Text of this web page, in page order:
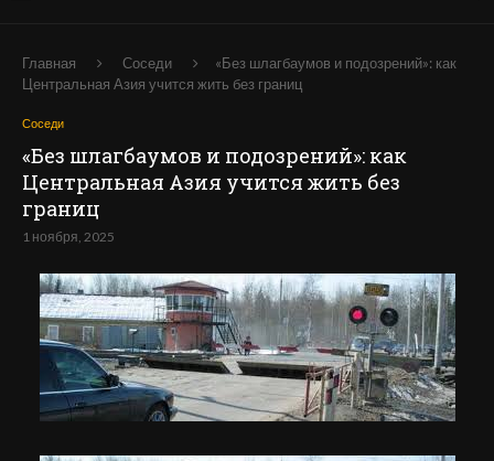
Главная Соседи
«Без шлагбаумов и подозрений»: как
Центральная Азия учится жить без границ
Соседи
«Без шлагбаумов и подозрений»: как
Центральная Азия учится жить без
границ
1 ноября, 2025